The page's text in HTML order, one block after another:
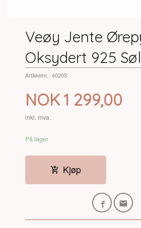
Veøy Jente
Oksydert 925
Artikkelnr.: 4020S
Pris
NOK1 299,00
inkl. mva.
På lager
Kjøp